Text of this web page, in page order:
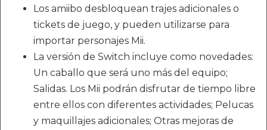
Los amiibo desbloquean trajes adicionales o
tickets de juego, y pueden utilizarse para
importar personajes Mii.
La versión de Switch incluye como novedades:
Un caballo que será uno más del equipo;
Salidas. Los Mii podrán disfrutar de tiempo libre
entre ellos con diferentes actividades; Pelucas
y maquillajes adicionales; Otras mejoras de